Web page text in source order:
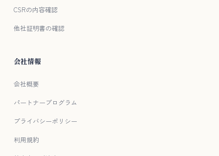
CSRの内容確認
他社証明書の確認
会社情報
会社概要
パートナープログラム
プライバシーポリシー
利用規約